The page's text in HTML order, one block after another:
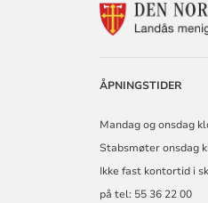
ÅPNINGSTIDER
Mandag og onsdag
Stabsmøter onsdag
Ikke fast kontortid i
på tel: 55 36 22 00